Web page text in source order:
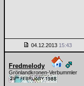
04.12.2013 15:43
Fredmelody
Grönlandkronen-Verbummler